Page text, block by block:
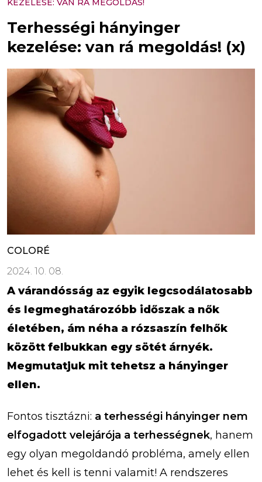
KEZELÉSE: VAN RÁ MEGOLDÁS!
Terhességi hányinger
kezelése: van rá megoldás! (x)
COLORÉ
2024. 10. 08.
A várandósság az egyik legcsodálatosabb
és legmeghatározóbb időszak a nők
életében, ám néha a rózsaszín felhők
között felbukkan egy sötét árnyék.
Megmutatjuk mit tehetsz a hányinger
ellen.
Fontos tisztázni: a terhességi hányinger nem
elfogadott velejárója a terhességnek, hanem
egy olyan megoldandó probléma, amely ellen
lehet és kell is tenni valamit! A rendszeres